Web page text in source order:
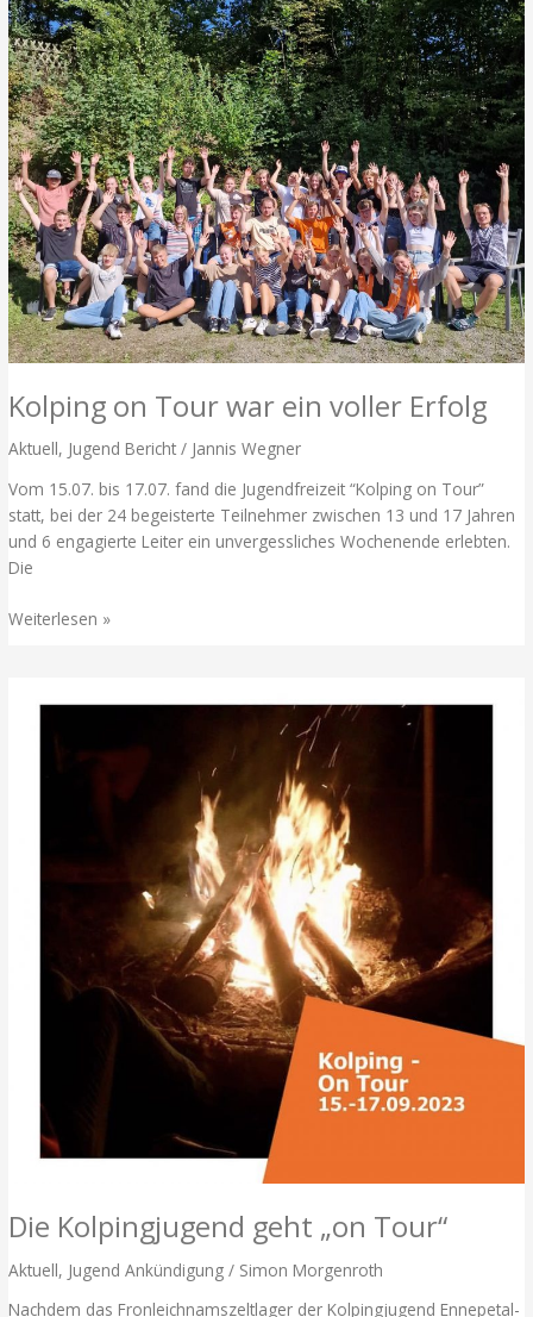
Aktion
Kolping on Tour war ein voller Erfolg
Aktuell, Jugend Bericht / Jannis Wegner
Vom 15.07. bis 17.07. fand die Jugendfreizeit “Kolping on Tour”
statt, bei der 24 begeisterte Teilnehmer zwischen 13 und 17 Jahren
und 6 engagierte Leiter ein unvergessliches Wochenende erlebten.
Die
Kolping
Weiterlesen »
Die Kolpingjugend geht „on Tour“
Aktuell, Jugend Ankündigung / Simon Morgenroth
Nachdem das Fronleichnamszeltlager der Kolpingjugend Ennepetal-